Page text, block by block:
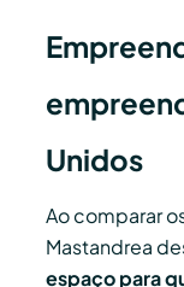
Unidos
Ao comparar
Mastandrea
espaço para